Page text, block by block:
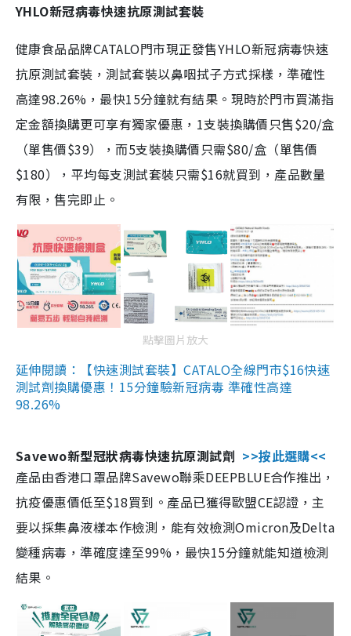
YHLO新冠病毒快速抗原測試套裝
健康食品品牌CATALO門市現正發售YHLO新冠病毒快速
抗原測試套裝，測試套裝以鼻咽拭子方式採樣，準確性
高達98.26%，最快15分鐘就有結果。現時於門市買滿指
定金額換購更可享有獨家優惠，1支裝換購價只售$20/盒
（單售價$39），而5支裝換購價只需$80/盒（單售價
$180），平均每支測試套裝只需$16就買到，產品數量
有限，售完即止。
點擊圖片放大
延伸閱讀：【快速測試套裝】CATALO全線門市$16快速
測試劑換購優惠！15分鐘驗新冠病毒 準確性高達
98.26%
Savewo新型冠狀病毒快速抗原測試劑 >>按此選購<<
產品由香港口罩品牌Savewo聯乘DEEPBLUE合作推出，
抗疫優惠價低至$18買到。產品已獲得歐盟CE認證，主
要以採集鼻液樣本作檢測，能有效檢測Omicron及Delta
變種病毒，準確度達至99%，最快15分鐘就能知道檢測
結果。